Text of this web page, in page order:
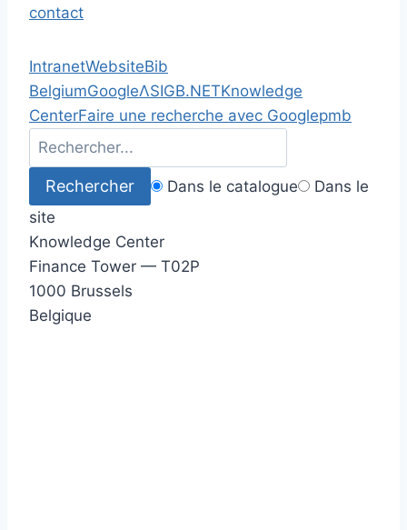
contact
IntranetWebsiteBib
BelgiumGoogleΛSIGB.NETKnowledge
CenterFaire une recherche avec Googlepmb
Dans le catalogue
Dans le
site
Knowledge Center
Finance Tower — T02P
1000 Brussels
Belgique